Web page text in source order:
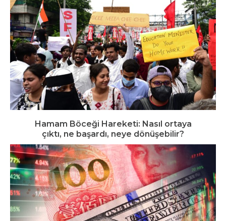
Hamam Böceği Hareketi: Nasıl ortaya
çıktı, ne başardı, neye dönüşebilir?